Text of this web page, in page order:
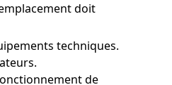
doit
techniques.
de